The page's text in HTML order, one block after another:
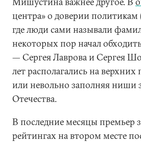
центра» о доверии
где люди сами называли
некоторых пор начал
— Сергея Лаврова и Сергея
лет располагались на
или невольно заполняя ниши
Отечества.
В последние месяцы премьер
рейтингах на втором месте